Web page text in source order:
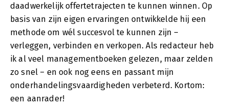
daadwerkelijk offertetrajecten te kunnen winnen. Op
basis van zijn eigen ervaringen ontwikkelde hij een
methode om wél succesvol te kunnen zijn –
verleggen, verbinden en verkopen. Als redacteur heb
ik al veel managementboeken gelezen, maar zelden
zo snel – en ook nog eens en passant mijn
onderhandelingsvaardigheden verbeterd. Kortom:
een aanrader!